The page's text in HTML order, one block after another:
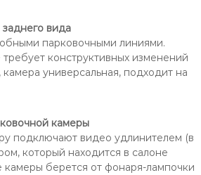
вида
парковочными линиями.
конструктивных изменений
камера универсальная, подходит на
камеры
подключают видео удлинителем (в
который находится в салоне
камеры берется от фонаря-лампочки